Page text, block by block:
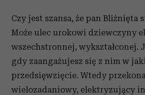
Czy jest szansa, że pan Bliźnięta
Może ulec urokowi dziewczyny
wszechstronnej, wykształconej.
gdy zaangażujesz się z nim w
przedsięwzięcie. Wtedy
wielozadaniowy, elektryzujący